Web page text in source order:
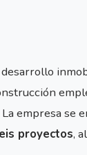
empresa se
proyectos,